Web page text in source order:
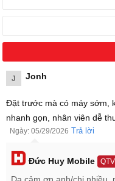
Xiaomi 17T Pro 5G
Việt Nam vào ngày 29/05/
J Jonh
Đặt trước mà có máy sớm,
nhanh gọn, nhân viên dễ
Ngày: 05/29/2026 Trả lời
Đức Huy Mobile QTV